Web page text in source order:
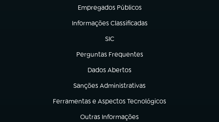
Empregados Públicos
(abre em nova aba)
Informações Classificadas
(abre em nova aba)
SIC
(abre em nova aba)
Perguntas Frequentes
(abre em nova aba)
Dados Abertos
(abre em nova aba)
Sanções Administrativas
(abre em nova aba)
Ferramentas e Aspectos Tecnológicos
(abre em nova aba)
Outras Informações
(abre em nova aba)